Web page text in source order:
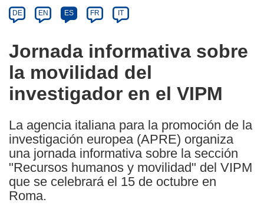
Article
available
the
following
languages:
DE EN ES FR IT
Jornada informativa sobre
la movilidad del
investigador en el VIPM
La agencia italiana para la promoción de la
investigación europea (APRE) organiza
una jornada informativa sobre la sección
"Recursos humanos y movilidad" del VIPM
que se celebrará el 15 de octubre en
Roma.